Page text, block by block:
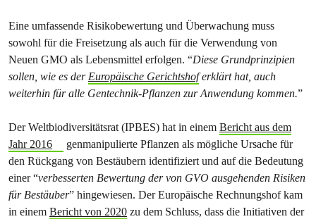
Eine umfassende Risikobewertung und Überwachung muss
sowohl für die Freisetzung als auch für die Verwendung von
Neuen GMO als Lebensmittel erfolgen. “Diese Grundprinzipien
sollen, wie es derEuropäische Gerichtshoferklärt hat, auch
weiterhin für alle Gentechnik-Pflanzen zur Anwendung kommen.”
Der Weltbiodiversitätsrat (IPBES) hat in einem Bericht aus dem
Jahr 2016
genmanipulierte Pflanzen als mögliche Ursache für
den Rückgang von Bestäubern identifiziert und auf die Bedeutung
einer “verbesserten Bewertung der von GVO ausgehenden Risiken
für Bestäuber” hingewiesen. Der Europäische Rechnungshof kam
in einem Bericht von 2020 zu dem Schluss, dass die Initiativen der